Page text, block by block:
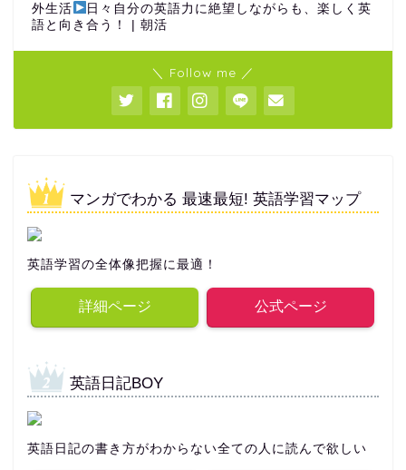
外生活
日々自分の英語力に絶望しながらも、楽しく英
語と向き合う！ | 朝活
＼ Follow me ／
マンガでわかる 最速最短! 英語学習マップ
英語学習の全体像把握に最適！
詳細ページ 公式ページ
英語日記BOY
英語日記の書き方がわからない全ての人に読んで欲しい